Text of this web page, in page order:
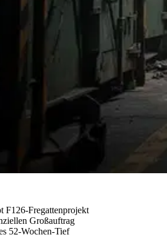
F126-Fregattenprojekt
Großauftrag
52-Wochen-Tief